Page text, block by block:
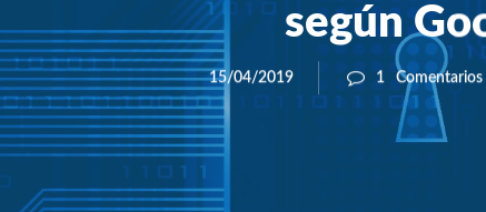
según
15/04/2019 1 Comentarios